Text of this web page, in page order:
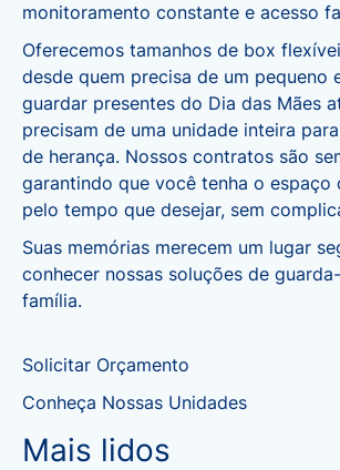
monitoramento constante e acesso
Oferecemos tamanhos de box
desde quem precisa de um pequeno
guardar presentes do Dia das Mães
precisam de uma unidade inteira
de herança. Nossos contratos são
garantindo que você tenha o espaço
pelo tempo que desejar, sem
Suas memórias merecem um lugar
conhecer nossas soluções de
família.
Solicitar Orçamento
Conheça Nossas Unidades
Mais lidos